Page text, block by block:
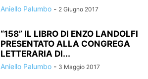
Aniello Palumbo - 2 Giugno 2017
“158” IL LIBRO DI ENZO LANDOLFI
PRESENTATO ALLA CONGREGA
LETTERARIA DI...
Aniello Palumbo - 3 Maggio 2017